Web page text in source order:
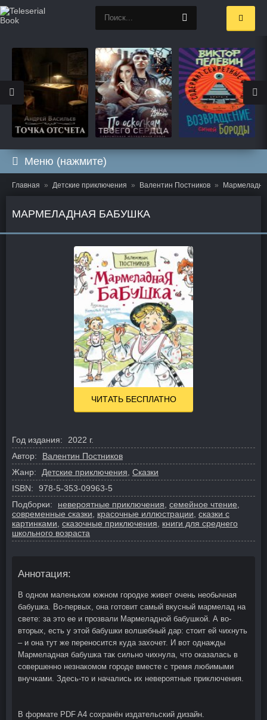
Меню (нажмите)
Главная Детские приключения Валентин Постников
МАРМЕЛАДНАЯ БАБУШКА
ЧИТАТЬ БЕСПЛАТНО
Год издания:
2022 г.
Автор:
Валентин Постников
Жанр:
Детские приключения Сказки
ISBN:
978-5-353-09963-5
Подборки:
невероятные приключения семейное чтение
современные сказки
красочные иллюстрации сказки с
картинками сказочные приключения
книги для среднего
школьного возраста
Аннотация:
В одном маленьком южном городке живет очень необычная
бабушка. Во-первых, она готовит самый вкусный мармелад на
свете: за это ее и прозвали Мармеладной бабушкой. А во-
вторых, есть у этой бабушки волшебный дар: стоит ей чихнуть
– и она тут же переносится куда захочет. И вот однажды
Мармеладная бабушка так сильно чихнула, что оказалась в
совершенно незнакомом городе вместе с тремя любимыми
внучками. Здесь-то и начались их невероятные приключения.
В формате PDF A4 сохранён издательский дизайн.